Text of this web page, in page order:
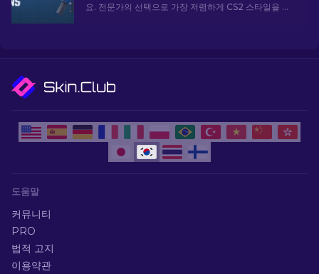
요. 전문가의 선택으로 가장 저렴하게 CS2 스타일을 업
도움말
커뮤니티
PRO
법적 고지
이용약관